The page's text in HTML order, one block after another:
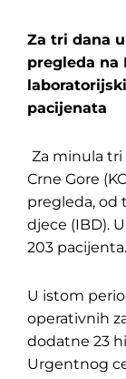
Za tri dana
pregleda na
pacijenata
Za minula
Crne Gore
pregleda, od
djece (IBD).
203 pacijenta.
U istom
operativnih
dodatne 23
Urgentnog